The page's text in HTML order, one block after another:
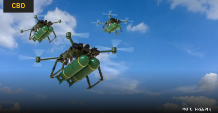
ФОТО: FREEPIK
СВО